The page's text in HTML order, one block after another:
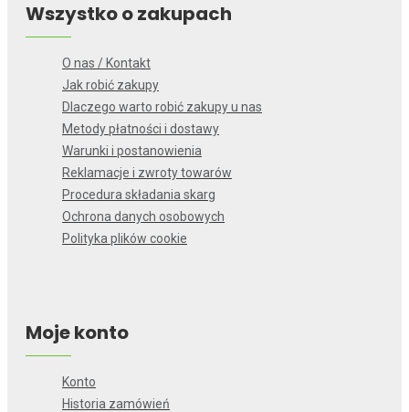
Wszystko o zakupach
O nas / Kontakt
Jak robić zakupy
Dlaczego warto robić zakupy u nas
Metody płatności i dostawy
Warunki i postanowienia
Reklamacje i zwroty towarów
Procedura składania skarg
Ochrona danych osobowych
Polityka plików cookie
Moje konto
Konto
Historia zamówień